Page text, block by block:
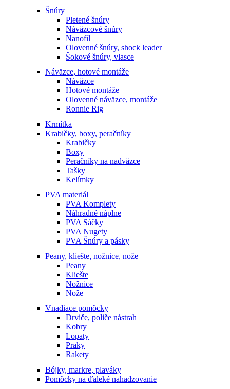
Šnúry
Pletené šnúry
Náväzcové šnúry
Nanofil
Olovenné šnúry, shock leader
Šokové šnúry, vlasce
Náväzce, hotové montáže
Náväzce
Hotové montáže
Olovenné náväzce, montáže
Ronnie Rig
Krmítka
Krabičky, boxy, peračníky
Krabičky
Boxy
Peračníky na nadväzce
Tašky
Kelímky
PVA materiál
PVA Komplety
Náhradné náplne
PVA Sáčky
PVA Nugety
PVA Šnúry a pásky
Peany, kliešte, nožnice, nože
Peany
Kliešte
Nožnice
Nože
Vnadiace pomôcky
Drviče, poliče nástrah
Kobry
Lopaty
Praky
Rakety
Bójky, markre, plaváky
Pomôcky na ďaleké nahadzovanie